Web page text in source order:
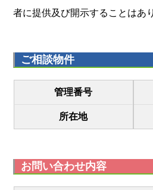
者に提供及び開示することはあ
ご相談物件
管理番号
所在地
お問い合わせ内容